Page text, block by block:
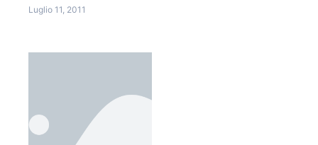
Luglio 11, 2011